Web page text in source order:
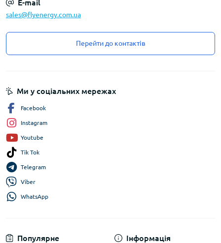
E-mail
sales@flyenergy.com.ua
Перейти до контактів
Популярне Інформація
Ми у соціальних мережах
Facebook
Instagram
Youtube
Tik Tok
Telegram
Viber
WhatsApp